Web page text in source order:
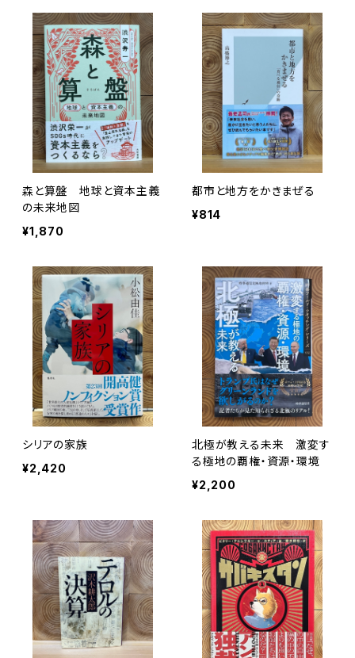
森と算盤 地球と資本主義
の未来地図
¥1,870
都市と地方をかきまぜる
¥814
シリアの家族
¥2,420
北極が教える未来 激変す
る極地の覇権・資源・環境
¥2,200